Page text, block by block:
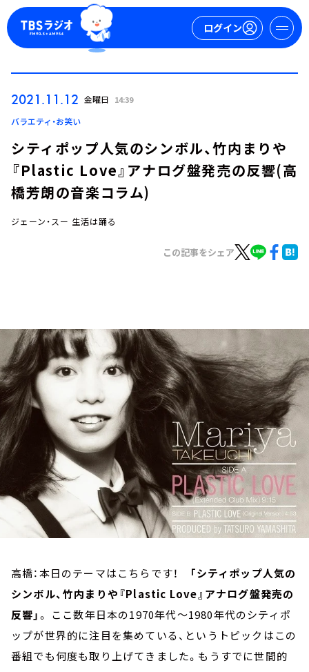
ログイン
ログイン
イベント・グッズ
YouTube
会社情報
2021.11.12 金曜日 14:39
バラエティ・お笑い
シティポップ人気のシンボル、竹内まりや
『Plastic Love』アナログ盤発売の反響(高
橋芳朗の音楽コラム)
ジェーン・スー 生活は踊る
この記事をシェア
高橋：本日のテーマはこちらです！
「シティポップ人気の
シンボル、竹内まりや『Plastic Love』アナログ盤発売の
反響」。 ここ数年日本の1970年代～1980年代のシティポ
ップが世界的に注目を集めている、というトピックはこの
番組でも何度も取り上げてきました。もうすでに世間的